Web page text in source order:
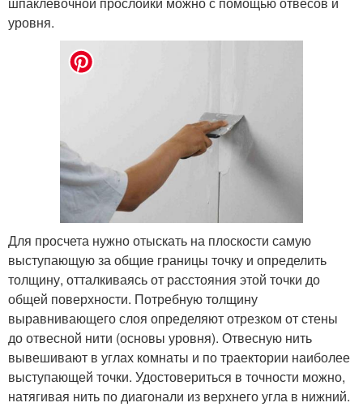
уровня.
Для просчета нужно отыскать на плоскости самую
выступающую за общие границы точку и определить
толщину, отталкиваясь от расстояния этой точки до
общей поверхности. Потребную толщину
выравнивающего слоя определяют отрезком от стены
до отвесной нити (основы уровня). Отвесную нить
вывешивают в углах комнаты и по траектории наиболее
выступающей точки. Удостовериться в точности можно,
натягивая нить по диагонали из верхнего угла в нижний.